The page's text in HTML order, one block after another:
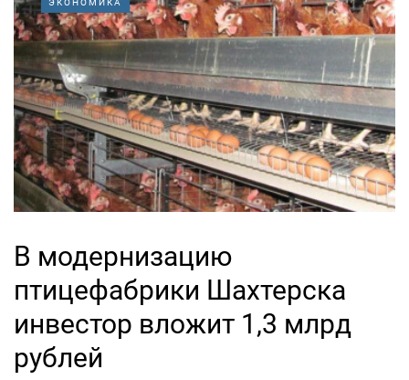
ЭКОНОМИКА
В модернизацию
птицефабрики Шахтерска
инвестор вложит 1,3 млрд
рублей